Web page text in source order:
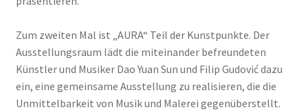
Zum zweiten Mal ist „AURA“ Teil der Kunstpunkte. Der
Ausstellungsraum lädt die miteinander befreundeten
Künstler und Musiker Dao Yuan Sun und Filip Gudović dazu
ein, eine gemeinsame Ausstellung zu realisieren, die die
Unmittelbarkeit von Musik und Malerei gegenüberstellt.